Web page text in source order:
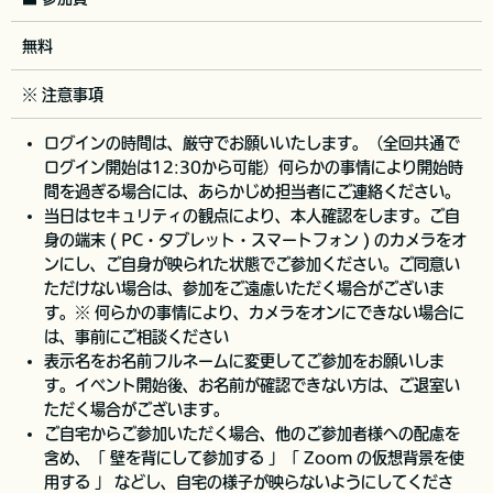
無料
※ 注意事項
ログインの時間は、厳守でお願いいたします。（全回共通で
ログイン開始は12:30から可能）何らかの事情により開始時
間を過ぎる場合には、あらかじめ担当者にご連絡ください。
当日はセキュリティの観点により、本人確認をします。ご自
身の端末 ( PC・タブレット・スマートフォン ) のカメラをオ
ンにし、ご自身が映られた状態でご参加ください。ご同意い
ただけない場合は、参加をご遠慮いただく場合がございま
す。※ 何らかの事情により、カメラをオンにできない場合に
は、事前にご相談ください
表示名をお名前フルネームに変更してご参加をお願いしま
す。イベント開始後、お名前が確認できない方は、ご退室い
ただく場合がございます。
ご自宅からご参加いただく場合、他のご参加者様への配慮を
含め、「 壁を背にして参加する 」「 Zoom の仮想背景を使
用する 」 などし、自宅の様子が映らないようにしてくださ